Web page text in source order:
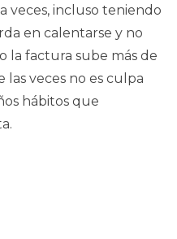
veces, incluso teniendo
en calentarse y no
la factura sube más de
las veces no es culpa
hábitos que